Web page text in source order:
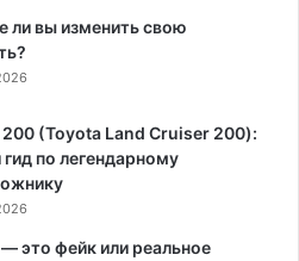
ли вы изменить свою
200 (Toyota Land Cruiser 200):
по легендарному
это фейк или реальное